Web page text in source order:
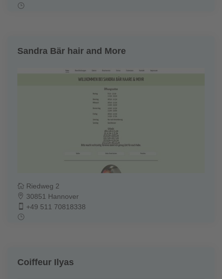
Sandra Bär hair and More
Riedweg 2
30851 Hannover
+49 511 70818338
Coiffeur Ilyas